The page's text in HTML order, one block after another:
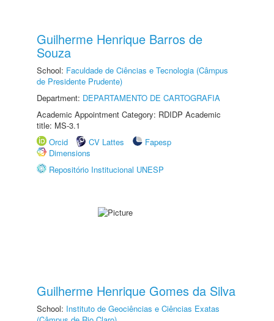
Guilherme Henrique Barros de
Souza
School: Faculdade de Ciências e Tecnologia (Câmpus
de Presidente Prudente)
Department: DEPARTAMENTO DE CARTOGRAFIA
Academic Appointment Category: RDIDP Academic
title: MS-3.1
Orcid
CV Lattes
Fapesp
Dimensions
Repositório Institucional UNESP
Guilherme Henrique Gomes da Silva
School: Instituto de Geociências e Ciências Exatas